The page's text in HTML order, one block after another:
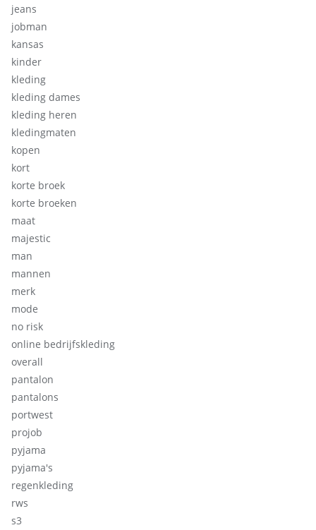
jeans
jobman
kansas
kinder
kleding
kleding dames
kleding heren
kledingmaten
kopen
kort
korte broek
korte broeken
maat
majestic
man
mannen
merk
mode
no risk
online bedrijfskleding
overall
pantalon
pantalons
portwest
projob
pyjama
pyjama's
regenkleding
rws
s3